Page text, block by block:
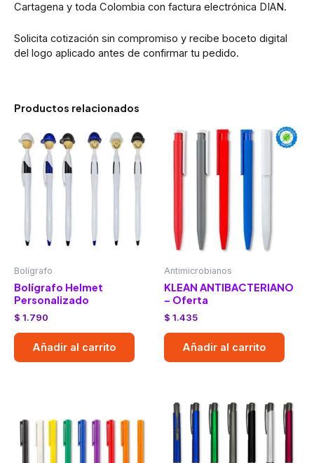
Cartagena y toda Colombia con factura electrónica DIAN.
Solicita cotización sin compromiso y recibe boceto digital
del logo aplicado antes de confirmar tu pedido.
Productos relacionados
Bolígrafo
Bolígrafo Helmet
Personalizado
$ 1.790
Añadir al carrito
Antimicrobianos
KLEAN ANTIBACTERIANO
– Oferta
$ 1.435
Añadir al carrito